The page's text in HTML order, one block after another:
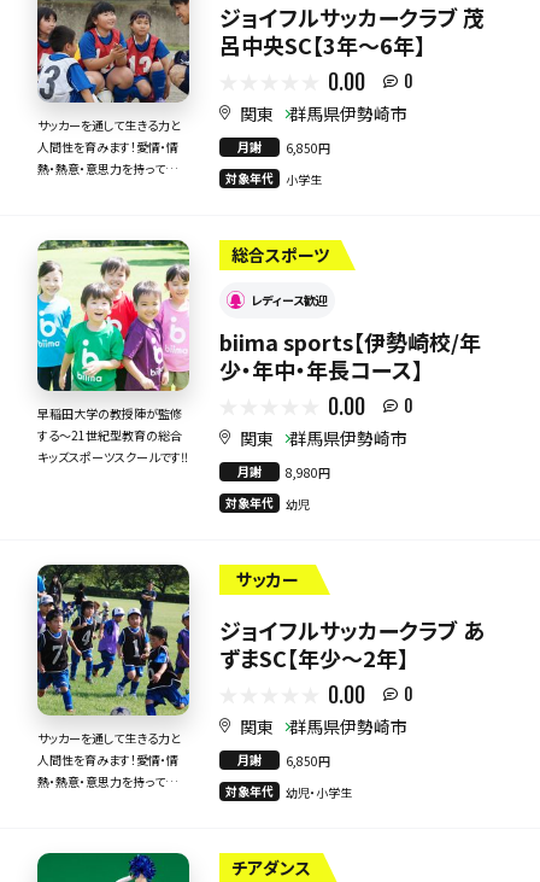
サッカーを通して生きる力と
人間性を育みます！愛情・情
熱・熱意・意思力を持って全
ジョイフルサッカークラブ 茂
呂中央SC【3年～6年】
0.00 0
関東 群馬県伊勢崎市
月謝
6,850円
対象年代
小学生
早稲田大学の教授陣が監修
する～21世紀型教育の総合
キッズスポーツスクールです‼
総合スポーツ
レディース歓迎
biima sports【伊勢崎校/年
少・年中・年長コース】
0.00 0
関東 群馬県伊勢崎市
月謝
8,980円
対象年代
幼児
サッカーを通して生きる力と
人間性を育みます！愛情・情
熱・熱意・意思力を持って全
サッカー
ジョイフルサッカークラブ あ
ずまSC【年少～2年】
0.00 0
関東 群馬県伊勢崎市
月謝
6,850円
対象年代
幼児・小学生
チアダンス